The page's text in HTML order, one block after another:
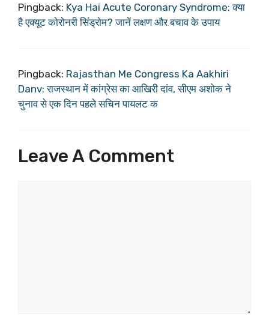
Pingback: Kya Hai Acute Coronary Syndrome: क्या
है एक्यूट कोरोनरी सिंड्रोम? जानें लक्षण और बचाव के उपाय
Pingback: Rajasthan Me Congress Ka Aakhiri
Danv: राजस्थान में कांग्रेस का आखिरी दांव, सीएम अशोक ने
चुनाव से एक दिन पहले सचिन पायलट क
Leave A Comment